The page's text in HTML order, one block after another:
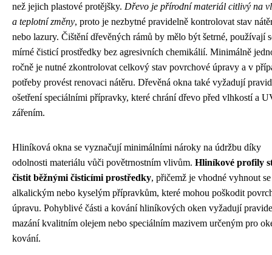
než jejich plastové protějšky. Dřevo je přírodní materiál citlivý na
a teplotní změny, proto je nezbytné pravidelně kontrolovat stav
nebo lazury. Čištění dřevěných rámů by mělo být šetrné, používají
mírné čisticí prostředky bez agresivních chemikálií. Minimálně
ročně je nutné zkontrolovat celkový stav povrchové úpravy a v
potřeby provést renovaci nátěru. Dřevěná okna také vyžadují
ošetření speciálními přípravky, které chrání dřevo před vlhkostí a
zářením.
Hliníková okna se vyznačují minimálními nároky na údržbu díky
odolnosti materiálu vůči povětrnostním vlivům. Hliníkové profily
čistit běžnými čisticími prostředky, přičemž je vhodné vyhnout se
alkalickým nebo kyselým přípravkům, které mohou poškodit
úpravu. Pohyblivé části a kování hliníkových oken vyžadují
mazání kvalitním olejem nebo speciálním mazivem určeným pro
kování.